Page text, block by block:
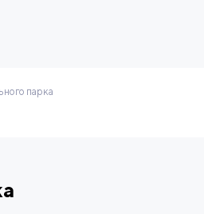
парка